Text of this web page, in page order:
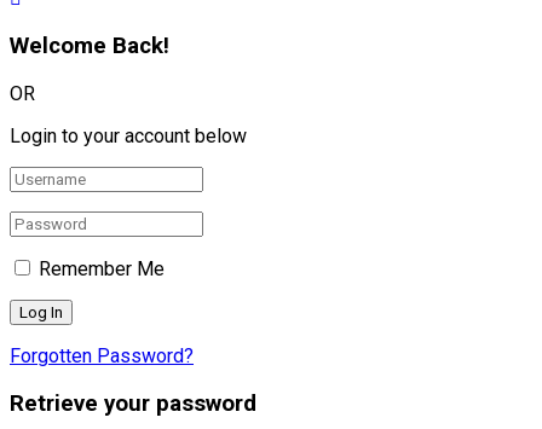
Welcome Back!
OR
Login to your account below
Remember Me
Forgotten Password?
Retrieve your password